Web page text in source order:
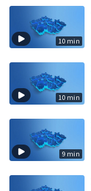
10 min
10 min
9 min